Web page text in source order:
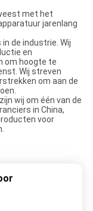
met het
jarenlang
de industrie. Wij
en
om hoogte te
Wij streven
om aan de
wij om één van de
in China,
voor